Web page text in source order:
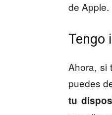
de Apple.
Tengo
Ahora, si
puedes
tu